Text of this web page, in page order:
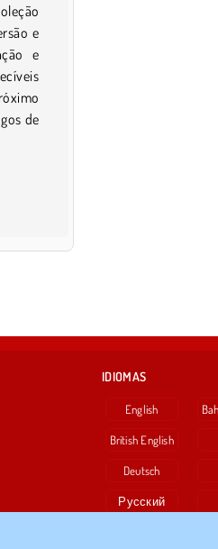
e
e
de
IDIOMAS
English
British English
Deutsch
Русский